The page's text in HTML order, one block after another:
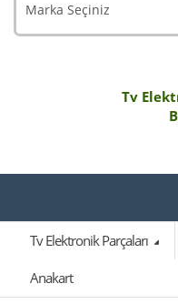
Marka Seçiniz
Tv
Tv Elektronik Parçaları
Anakart